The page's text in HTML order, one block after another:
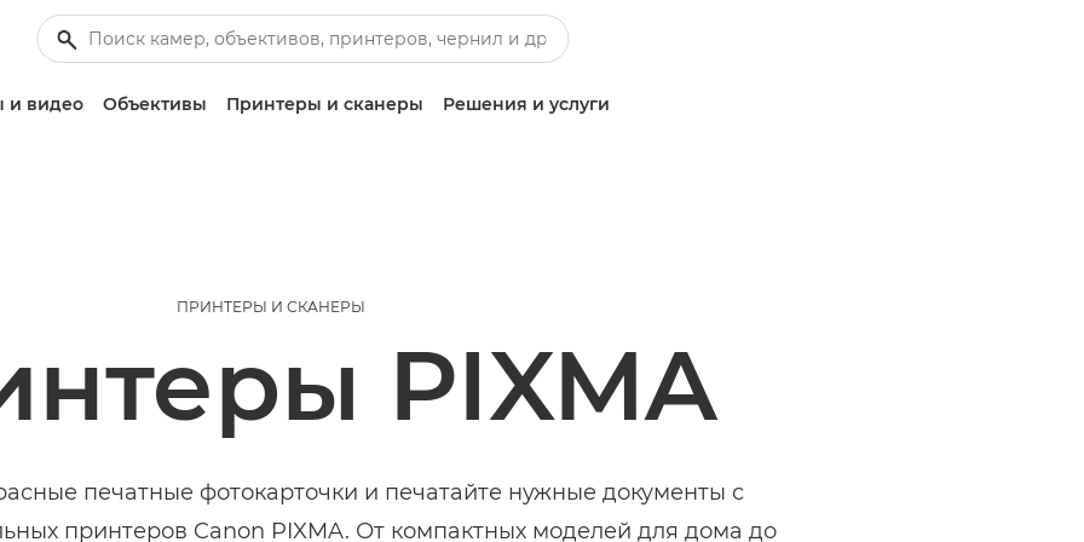
и видео Объективы Принтеры и сканеры Решения и услуги
ПРИНТЕРЫ И СКАНЕРЫ
PIXMA
печатные фотокарточки и печатайте нужные документы с
принтеров Canon PIXMA. От компактных моделей для дома до